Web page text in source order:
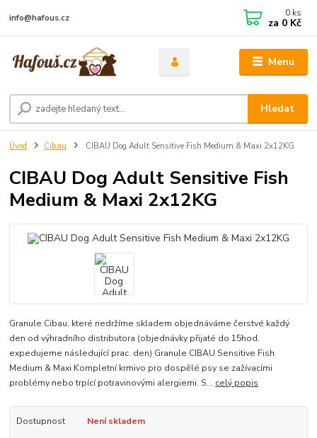
Menu
Hledat
info@hafous.cz 0 ks
za 0 Kč
Úvod Cibau CIBAU Dog Adult Sensitive Fish Medium & Maxi 2x12KG
CIBAU Dog Adult Sensitive Fish
Medium & Maxi 2x12KG
Granule Cibau, které nedržíme skladem objednáváme čerstvé každý
den od výhradního distributora (objednávky přijaté do 15hod.
expedujeme následující prac. den) Granule CIBAU Sensitive Fish
Medium & Maxi Kompletní krmivo pro dospělé psy se zažívacími
problémy nebo trpící potravinovými alergiemi. S... celý popis
Dostupnost Není skladem